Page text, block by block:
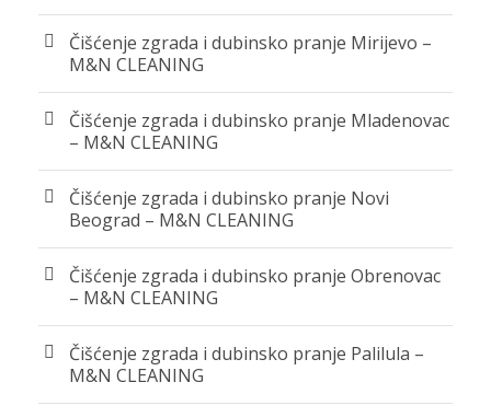
Čišćenje zgrada i dubinsko pranje Mirijevo –
M&N CLEANING
Čišćenje zgrada i dubinsko pranje Mladenovac
– M&N CLEANING
Čišćenje zgrada i dubinsko pranje Novi
Beograd – M&N CLEANING
Čišćenje zgrada i dubinsko pranje Obrenovac
– M&N CLEANING
Čišćenje zgrada i dubinsko pranje Palilula –
M&N CLEANING